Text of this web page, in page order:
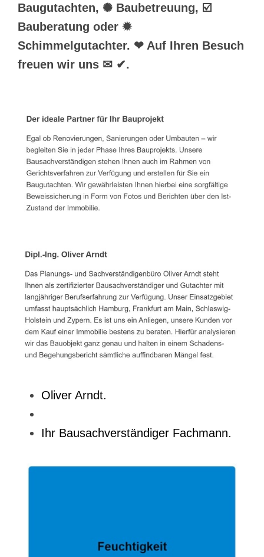
Baugutachten, ✺ Baubetreuung, ☑️
Bauberatung oder ✹
Schimmelgutachter. ❤ Auf Ihren Besuch
freuen wir uns ✉ ✔.
Oliver Arndt.
Ihr Bausachverständiger Fachmann.